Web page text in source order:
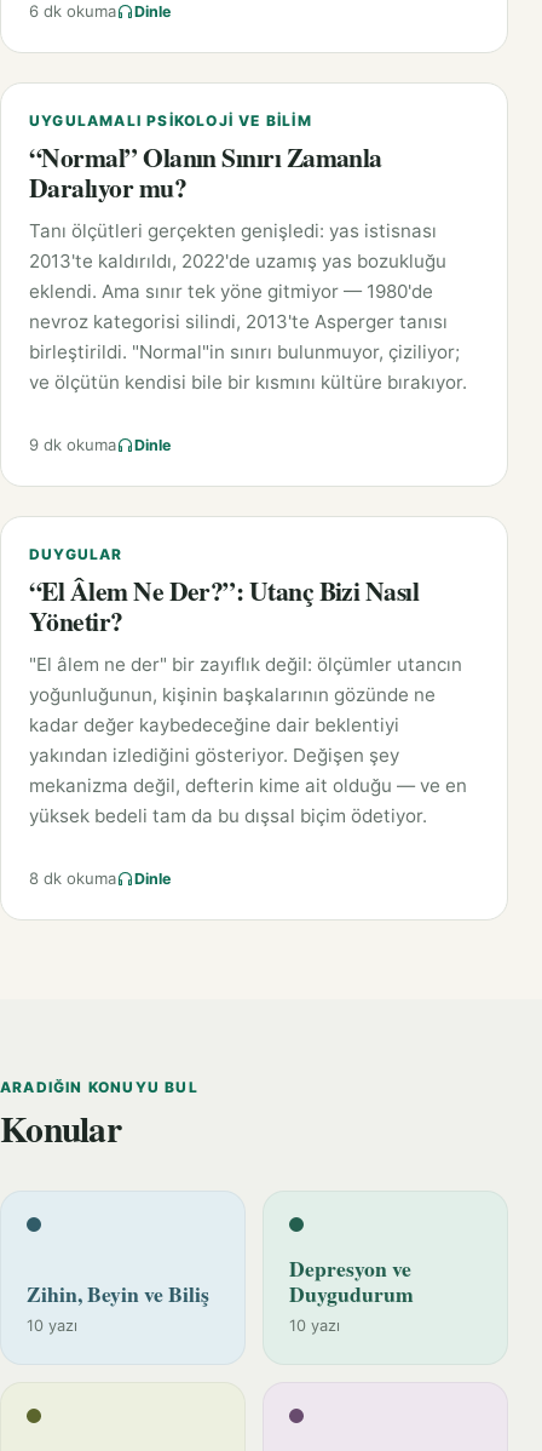
6 dk okuma Dinle
UYGULAMALI PSIKOLOJI VE BILIM
“Normal” Olanın Sınırı Zamanla
Daralıyor mu?
Tanı ölçütleri gerçekten genişledi: yas istisnası
2013'te kaldırıldı, 2022'de uzamış yas bozukluğu
eklendi. Ama sınır tek yöne gitmiyor — 1980'de
nevroz kategorisi silindi, 2013'te Asperger tanısı
birleştirildi. "Normal"in sınırı bulunmuyor, çiziliyor;
ve ölçütün kendisi bile bir kısmını kültüre bırakıyor.
9 dk okuma Dinle
DUYGULAR
“El Âlem Ne Der?”: Utanç Bizi Nasıl
Yönetir?
"El âlem ne der" bir zayıflık değil: ölçümler utancın
yoğunluğunun, kişinin başkalarının gözünde ne
kadar değer kaybedeceğine dair beklentiyi
yakından izlediğini gösteriyor. Değişen şey
mekanizma değil, defterin kime ait olduğu — ve en
yüksek bedeli tam da bu dışsal biçim ödetiyor.
8 dk okuma Dinle
ARADIĞIN KONUYU BUL
Konular
Zihin, Beyin ve Biliş
10 yazı
Depresyon ve
Duygudurum
10 yazı